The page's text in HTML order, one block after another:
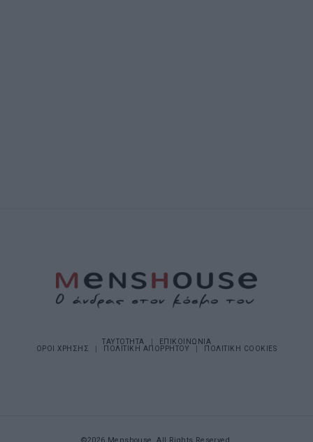
ΤΑΥΤΟΤΗΤΑ
ΕΠΙΚΟΙΝΩΝΙΑ
ΟΡΟΙ ΧΡΗΣΗΣ
ΠΟΛΙΤΙΚΗ ΑΠΟΡΡΗΤΟΥ ΠΟΛΙΤΙΚΗ COOKIES